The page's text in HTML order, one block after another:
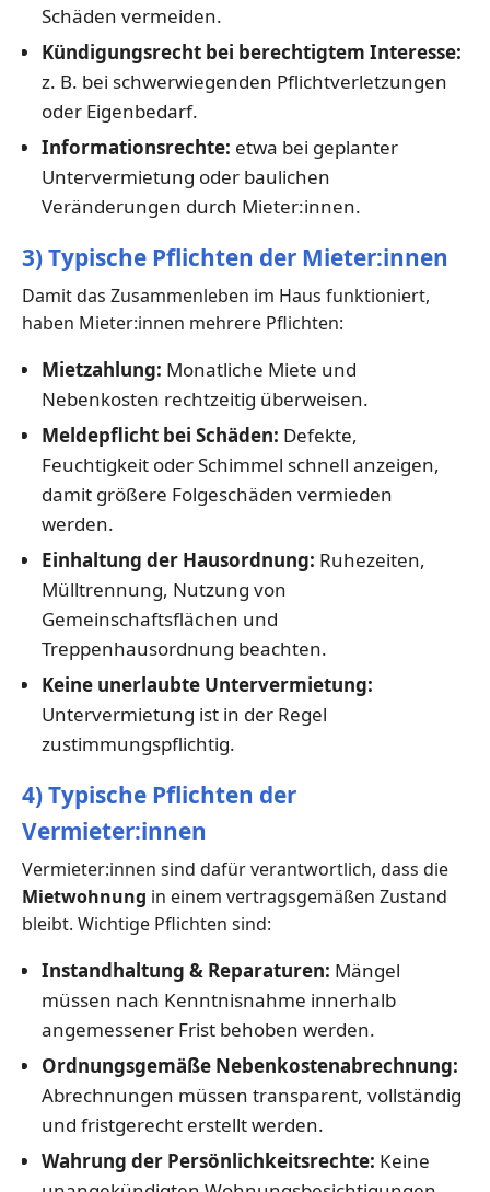
Schäden vermeiden.
Kündigungsrecht bei berechtigtem Interesse:
z. B. bei schwerwiegenden Pflichtverletzungen
oder Eigenbedarf.
Informationsrechte: etwa bei geplanter
Untervermietung oder baulichen
Veränderungen durch Mieter:innen.
3) Typische Pflichten der Mieter:innen
Damit das Zusammenleben im Haus funktioniert,
haben Mieter:innen mehrere Pflichten:
Mietzahlung: Monatliche Miete und
Nebenkosten rechtzeitig überweisen.
Meldepflicht bei Schäden: Defekte,
Feuchtigkeit oder Schimmel schnell anzeigen,
damit größere Folgeschäden vermieden
werden.
Einhaltung der Hausordnung: Ruhezeiten,
Mülltrennung, Nutzung von
Gemeinschaftsflächen und
Treppenhausordnung beachten.
Keine unerlaubte Untervermietung:
Untervermietung ist in der Regel
zustimmungspflichtig.
4) Typische Pflichten der
Vermieter:innen
Vermieter:innen sind dafür verantwortlich, dass die
Mietwohnung in einem vertragsgemäßen Zustand
bleibt. Wichtige Pflichten sind:
Instandhaltung & Reparaturen: Mängel
müssen nach Kenntnisnahme innerhalb
angemessener Frist behoben werden.
Ordnungsgemäße Nebenkostenabrechnung:
Abrechnungen müssen transparent, vollständig
und fristgerecht erstellt werden.
Wahrung der Persönlichkeitsrechte: Keine